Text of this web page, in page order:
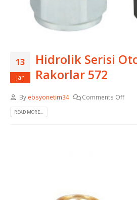
13
Jan
Hidrolik Serisi
Rakorlar 572
By ebsyonetim34 Comments Off
READ MORE...